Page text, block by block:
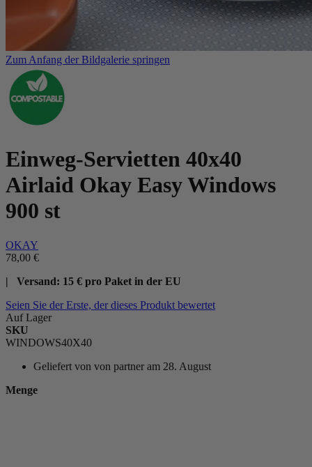
Zum Anfang der Bildgalerie springen
Einweg-Servietten 40x40
Airlaid Okay Easy Windows
900 st
OKAY
78,00 €
| Versand: 15 € pro Paket in der EU
Seien Sie der Erste, der dieses Produkt bewertet
Auf Lager
SKU
WINDOWS40X40
Geliefert von von partner am 28. August
Menge